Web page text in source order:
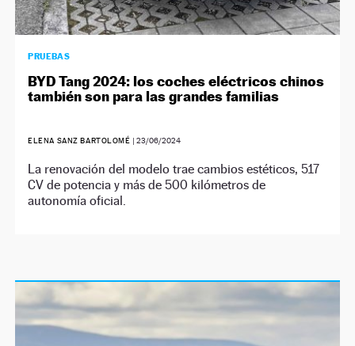
PRUEBAS
BYD Tang 2024: los coches eléctricos chinos
también son para las grandes familias
ELENA SANZ BARTOLOMÉ | 23/06/2024
La renovación del modelo trae cambios estéticos, 517
CV de potencia y más de 500 kilómetros de
autonomía oficial.